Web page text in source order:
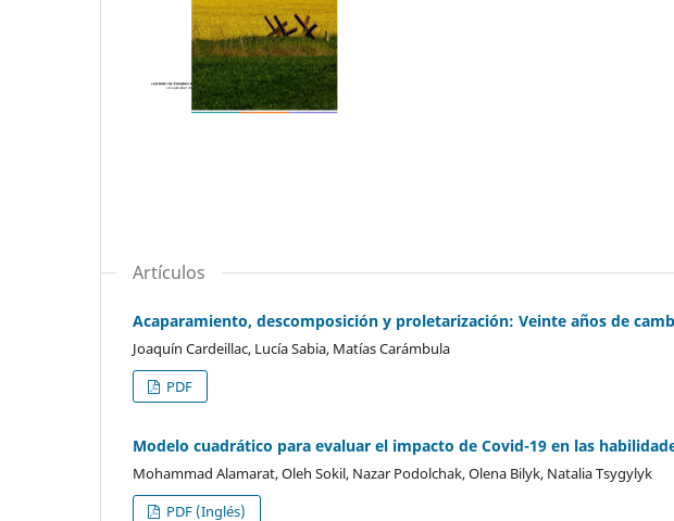
Artículos
Acaparamiento, descomposición y proletarización: Veinte años de
Joaquín Cardeillac, Lucía Sabia, Matías Carámbula
PDF
Modelo cuadrático para evaluar el impacto de Covid-19 en las
Mohammad Alamarat, Oleh Sokil, Nazar Podolchak, Olena Bilyk, Natalia Tsygylyk
PDF (Inglés)